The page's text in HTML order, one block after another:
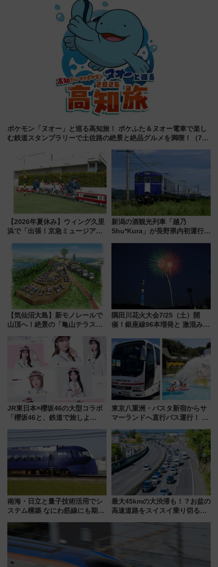
ポケモン「ヌオー」と巡る高知旅！ ポケふた＆ヌオー電車で楽し
む鉄道スタンプラリーで土佐路の絶景と絶品グルメを満喫！（7月
【2026年夏休み】ウィング久里
浜で「出張！京急ミュージア
ラリーや子ども制服撮影も
新潟の酒観光列車「越乃
Shu*Kura」が長野県内初運行！
【気仙沼大島】新モノレールで
山頂へ！絶景の「亀山テラス
暇村のお得な日帰りプランも登
隅田川花火大会7/25（土）開
催！銀座線96本増発と 激混みの
アクセス攻略法、2万発の花火が
都心の夜に！
JR東日本×櫻坂46の大型コラボ
「櫻坂46と、鉄道で旅しよ
潟・長野・庄内へ
東京八重洲・バスタ新宿からサ
マーランドへ直行バス運行！ お
推し活を楽しもう！（2026年
8/1～31）
南海・日立と量子技術活用でシ
ステム構築 なにわ筋線にも期待
最大45kmの大渋滞も！？お盆の
高速道路をスイスイ乗り切る快